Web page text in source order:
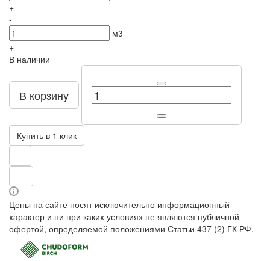
+
-
м3
+
В наличии
В корзину
Купить в 1 клик
Цены на сайте носят исключительно информационный
характер и ни при каких условиях не являются публичной
офертой, определяемой положениями Статьи 437 (2) ГК РФ.